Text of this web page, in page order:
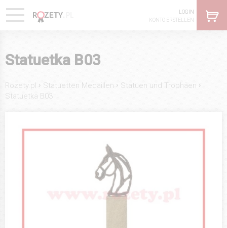
LOGIN
KONTO ERSTELLEN
Statuetka B03
Rozety.pl › Statuetten Medaillen › Statuen und Trophäen ›
Statuetka B03